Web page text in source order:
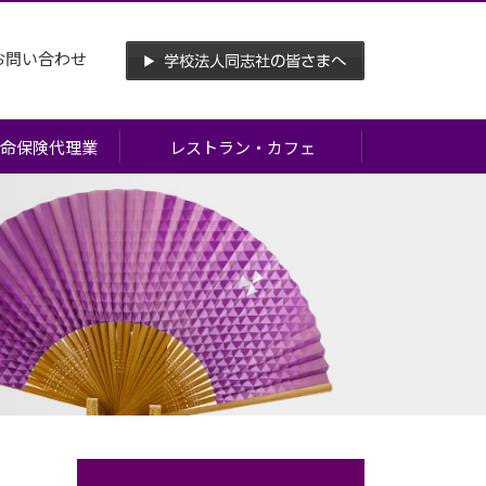
問い合わせ
保険代理業 レストラン・カフェ